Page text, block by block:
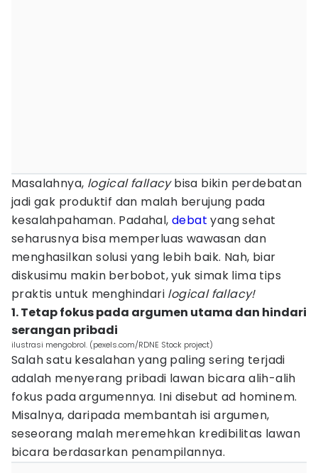
Masalahnya, logical fallacybisa bikin perdebatan
jadi gak produktif dan malah berujung pada
kesalahpahaman. Padahal, debat yang sehat
seharusnya bisa memperluas wawasan dan
menghasilkan solusi yang lebih baik. Nah, biar
diskusimu makin berbobot, yuk simak lima tips
praktis untuk menghindari logical fallacy!
1. Tetap fokus pada argumen utama dan hindari
serangan pribadi
ilustrasi mengobrol. (pexels.com/RDNE Stock project)
Salah satu kesalahan yang paling sering terjadi
adalah menyerang pribadi lawan bicara alih-alih
fokus pada argumennya. Ini disebut ad hominem.
Misalnya, daripada membantah isi argumen,
seseorang malah meremehkan kredibilitas lawan
bicara berdasarkan penampilannya.